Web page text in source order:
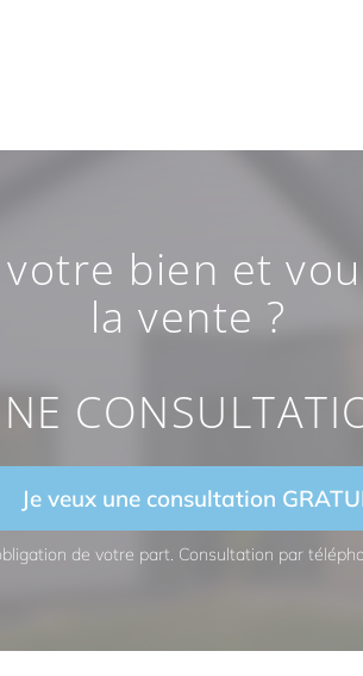
bien et
la vente ?
Je veux une consultation
de votre part. Consultation par